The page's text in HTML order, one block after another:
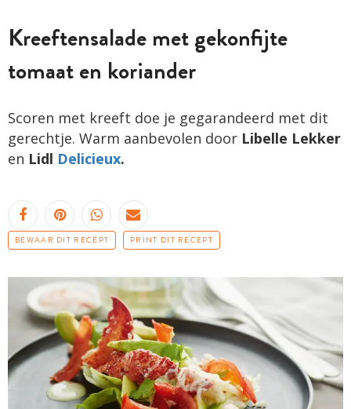
Kreeftensalade met gekonfijte
tomaat en koriander
Scoren met kreeft doe je gegarandeerd met dit
gerechtje. Warm aanbevolen door Libelle Lekker
en Lidl Delicieux.
BEWAAR DIT RECEPT PRINT DIT RECEPT